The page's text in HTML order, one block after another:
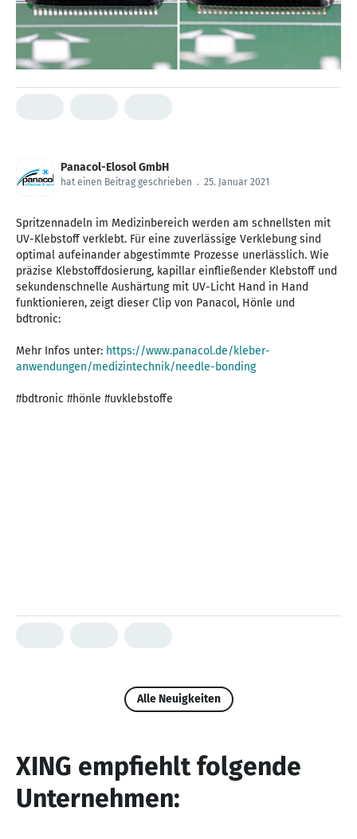
Panacol-Elosol GmbH
hat einen Beitrag geschrieben . 25. Januar 2021
Spritzennadeln im Medizinbereich werden am schnellsten mit
UV-Klebstoff verklebt. Für eine zuverlässige Verklebung sind
optimal aufeinander abgestimmte Prozesse unerlässlich. Wie
präzise Klebstoffdosierung, kapillar einfließender Klebstoff und
sekundenschnelle Aushärtung mit UV-Licht Hand in Hand
funktionieren, zeigt dieser Clip von Panacol, Hönle und
bdtronic:
Mehr Infos unter: https://www.panacol.de/kleber-
anwendungen/medizintechnik/needle-bonding
#bdtronic #hönle #uvklebstoffe
Alle Neuigkeiten
XING empfiehlt folgende
Unternehmen: